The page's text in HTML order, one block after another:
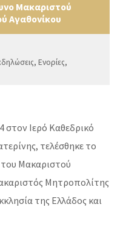
Μακαριστού
Αγαθονίκου
,Ενορίες,
στον Ιερό Καθεδρικό
τελέσθηκε το
Μακαριστού
Μητροπολίτης
της Ελλάδος και